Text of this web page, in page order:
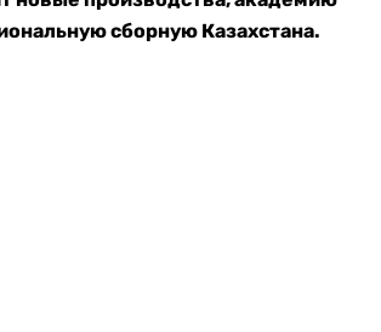
сборную Казахстана.